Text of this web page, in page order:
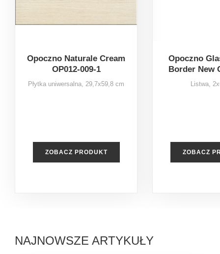
Opoczno Naturale Cream
OP012-009-1
Płytka uniwersalna, 29,7x59,8 cm
ZOBACZ PRODUKT
Opoczno
Border New
Listwa,
ZOBACZ
NAJNOWSZE ARTYKUŁY